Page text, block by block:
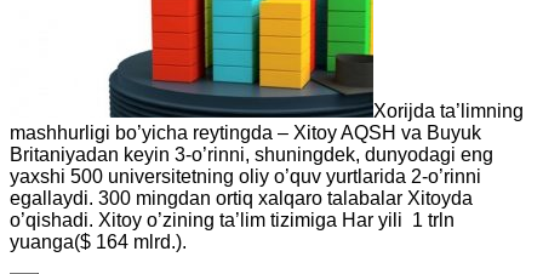
Xorijda ta’limning
mashhurligi bo’yicha reytingda – Xitoy AQSH va Buyuk
Britaniyadan keyin 3-o’rinni, shuningdek, dunyodagi eng
yaxshi 500 universitetning oliy o’quv yurtlarida 2-o’rinni
egallaydi. 300 mingdan ortiq xalqaro talabalar Xitoyda
o’qishadi. Xitoy o’zining ta’lim tizimiga Har yili 1 trln
yuanga($ 164 mlrd.).